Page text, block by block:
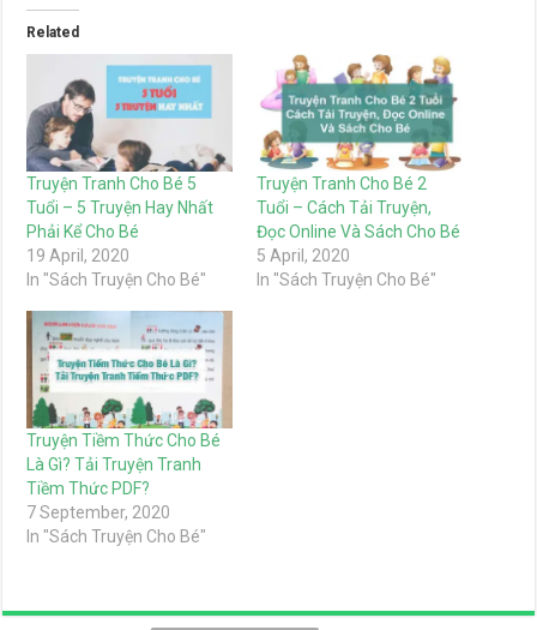
Related
Truyện Tranh Cho Bé 5
Tuổi – 5 Truyện Hay Nhất
Phải Kể Cho Bé
19 April, 2020
In "Sách Truyện Cho Bé"
Truyện Tranh Cho Bé 2
Tuổi – Cách Tải Truyện,
Đọc Online Và Sách Cho Bé
5 April, 2020
In "Sách Truyện Cho Bé"
Truyện Tiềm Thức Cho Bé
Là Gì? Tải Truyện Tranh
Tiềm Thức PDF?
7 September, 2020
In "Sách Truyện Cho Bé"